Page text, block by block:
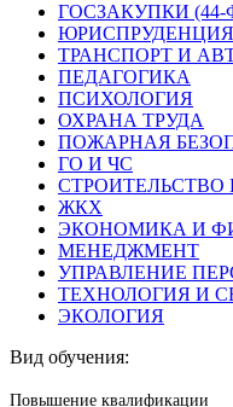
ГОСЗАКУПКИ (44-
ЮРИСПРУДЕНЦИЯ
ТРАНСПОРТ И
ПЕДАГОГИКА
ПСИХОЛОГИЯ
ОХРАНА ТРУДА
ПОЖАРНАЯ
ГО И ЧС
СТРОИТЕЛЬСТВО
ЖКХ
ЭКОНОМИКА И
МЕНЕДЖМЕНТ
УПРАВЛЕНИЕ
ТЕХНОЛОГИЯ И
ЭКОЛОГИЯ
Вид обучения:
Повышение квалификации